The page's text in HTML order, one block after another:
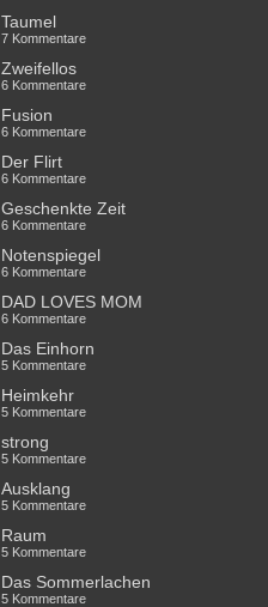
Taumel
7 Kommentare
Zweifellos
6 Kommentare
Fusion
6 Kommentare
Der Flirt
6 Kommentare
Geschenkte Zeit
6 Kommentare
Notenspiegel
6 Kommentare
DAD LOVES MOM
6 Kommentare
Das Einhorn
5 Kommentare
Heimkehr
5 Kommentare
strong
5 Kommentare
Ausklang
5 Kommentare
Raum
5 Kommentare
Das Sommerlachen
5 Kommentare